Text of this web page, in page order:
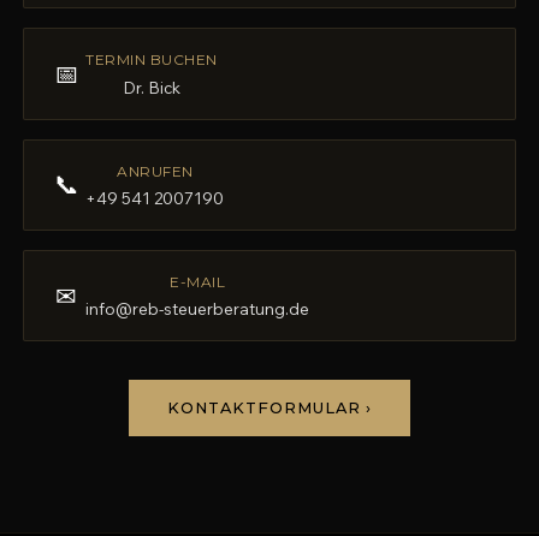
📅 TERMIN BUCHEN
Dr. Bick
📞 ANRUFEN
+49 541 2007190
✉ E-MAIL
info@reb-steuerberatung.de
KONTAKTFORMULAR ›